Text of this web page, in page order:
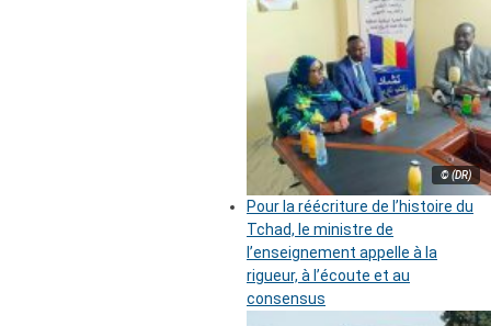
© (DR)
Pour la réécriture de l’histoire du
Tchad, le ministre de
l’enseignement appelle à la
rigueur, à l’écoute et au
consensus